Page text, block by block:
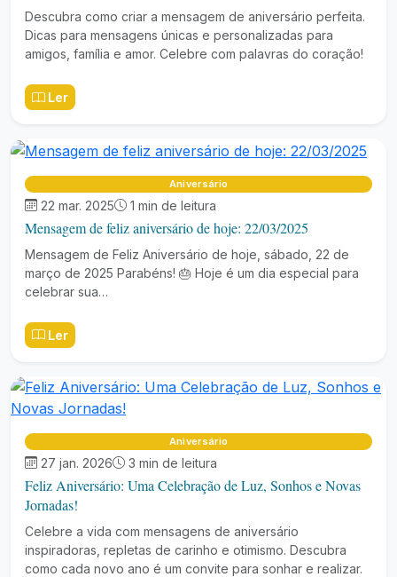
Descubra como criar a mensagem de aniversário perfeita.
Dicas para mensagens únicas e personalizadas para
amigos, família e amor. Celebre com palavras do coração!
Ler
Aniversário
22 mar. 2025 1 min de leitura
Mensagem de feliz aniversário de hoje: 22/03/2025
Mensagem de Feliz Aniversário de hoje, sábado, 22 de
março de 2025 Parabéns! 🎂 Hoje é um dia especial para
celebrar sua…
Ler
Aniversário
27 jan. 2026 3 min de leitura
Feliz Aniversário: Uma Celebração de Luz, Sonhos e Novas
Jornadas!
Celebre a vida com mensagens de aniversário
inspiradoras, repletas de carinho e otimismo. Descubra
como cada novo ano é um convite para sonhar e realizar.